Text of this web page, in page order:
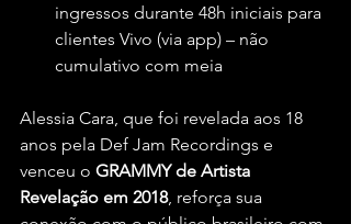
ingressos durante 48h iniciais para
clientes Vivo (via app) – não
cumulativo com meia
Alessia Cara, que foi revelada aos 18
anos pela Def Jam Recordings e
venceu o GRAMMY de Artista
Revelação em 2018, reforça sua